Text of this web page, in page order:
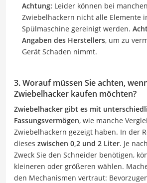
Achtung: Leider können bei manchen
Zwiebelhackern nicht alle Elemente
Spülmaschine gereinigt werden.
Angaben des Herstellers, um zu
Gerät Schaden nimmt.
3. Worauf müssen Sie achten,
Zwiebelhacker kaufen möchten?
Zwiebelhacker gibt es mit
Fassungsvermögen, wie manche
Zwiebelhackern gezeigt haben. In der
dieses zwischen 0,2 und 2 Liter. Je
Zweck Sie den Schneider benötigen,
kleineren oder größeren wählen.
den Mechanismen vertraut: